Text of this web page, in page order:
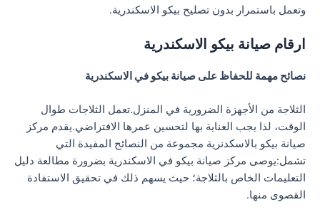
وتعمل باستمرار بدون تصليح بيكو الاسكندرية.
ارقام صيانة بيكو الاسكندرية
نصائح مهمة للحفاظ على صيانة بيكو في الاسكندرية
الثلاجة من الأجهزة الضرورية في المنزل.تعمل الثلاجات طوال
الوقت، لذا يجب العناية بها لتحسين عمرها الافتراضي.يقدم مركز
صيانة بيكو بالاسكدنرية مجموعة من النصائح المفيدة التي
تشمل:يوصى مركز صيانة بيكو في الاسكندرية بضرورة مطالعة دليل
التعليمات الخاص بالثلاجة؛ حيث يسهم ذلك في تحقيق الاستفادة
القصوى منها.